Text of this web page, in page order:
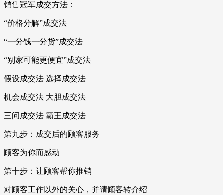
销售冠军成交方法：
“价格分解”成交法
“一分钱一分货”成交法
“别家可能更便宜”成交法
假设成交法 选择成交法
机会成交法 大胆成交法
三问成交法 霸王成交法
第九步：成交后的顾客服务
顾客为你而感动
第十步：让顾客帮你推销
对顾客工作以外的关心，并请顾客转介绍